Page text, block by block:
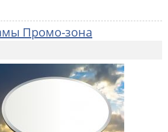
Промо-зона